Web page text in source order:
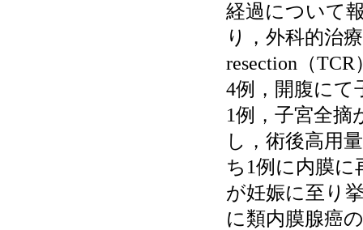
経過について
り，外科的治
resection（
4例，開腹にて
1例，子宮全摘
し，術後高用
ち1例に内膜に
が妊娠に至り
に類内膜腺癌